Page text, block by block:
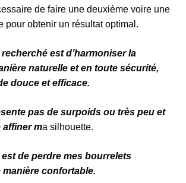
de faire une deuxième voire une
pour obtenir un résultat optimal.
est d’harmoniser la
naturelle et en toute sécurité,
douce et efficace.
pas de surpoids ou très peu et
affiner ma silhouette.
de perdre mes bourrelets
confortable.